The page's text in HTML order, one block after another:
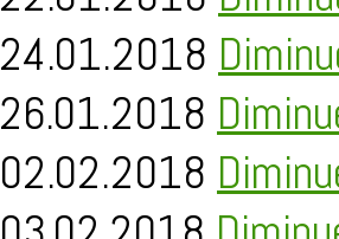
24.01.2018
26.01.2018
02.02.2018